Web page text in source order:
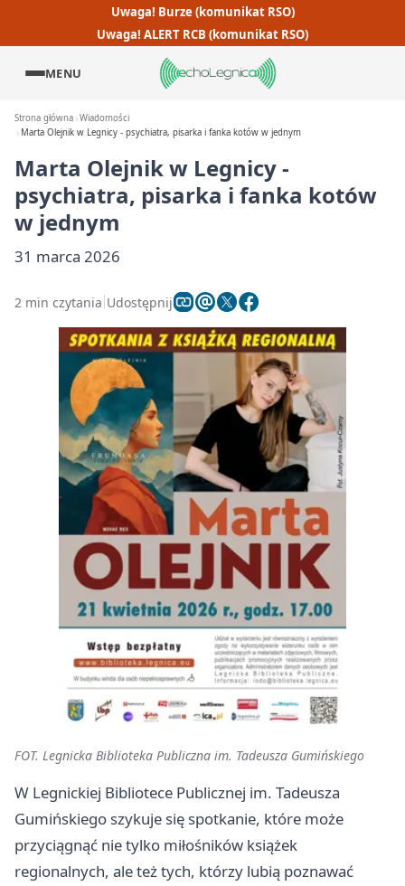
Uwaga! Burze (komunikat RSO)
Uwaga! ALERT RCB (komunikat RSO)
MENU
Strona główna Wiadomości
Marta Olejnik w Legnicy - psychiatra, pisarka i fanka kotów w jednym
Marta Olejnik w Legnicy -
psychiatra, pisarka i fanka kotów
w jednym
31 marca 2026
2 min czytania Udostępnij
FOT. Legnicka Biblioteka Publiczna im. Tadeusza Gumińskiego
W Legnickiej Bibliotece Publicznej im. Tadeusza
Gumińskiego szykuje się spotkanie, które może
przyciągnąć nie tylko miłośników książek
regionalnych, ale też tych, którzy lubią poznawać